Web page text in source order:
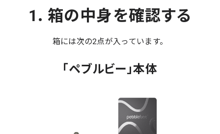
1. 箱の中身を確認する
箱には次の2点が入っています。
「ペブルビー」本体